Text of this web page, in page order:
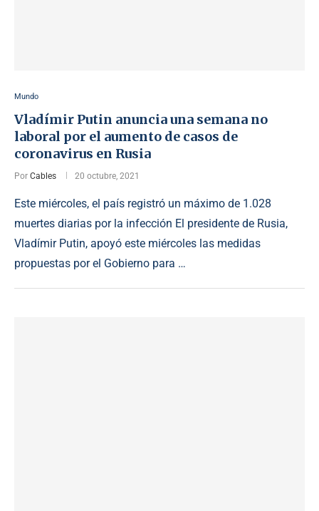
Mundo
Vladímir Putin anuncia una semana no
laboral por el aumento de casos de
coronavirus en Rusia
Por Cables 20 octubre, 2021
Este miércoles, el país registró un máximo de 1.028
muertes diarias por la infección El presidente de Rusia,
Vladímir Putin, apoyó este miércoles las medidas
propuestas por el Gobierno para …